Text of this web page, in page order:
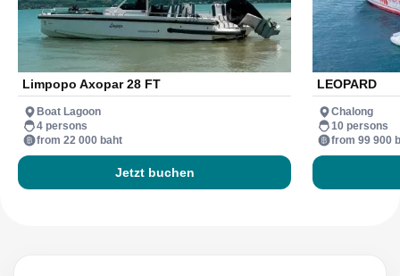
Limpopo Axopar 28 FT
Boat Lagoon
4 persons
from 22 000 baht
Jetzt buchen
LEOPARD
Chalong
10 persons
from 99 900